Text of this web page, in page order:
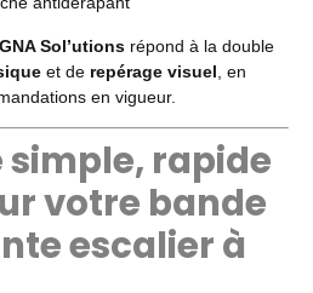
Sol’utions répond à la double
et de repérage visuel , en
en vigueur.
simple, rapide
votre bande
escalier à